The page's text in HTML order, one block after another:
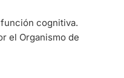
cognitiva.
el Organismo de